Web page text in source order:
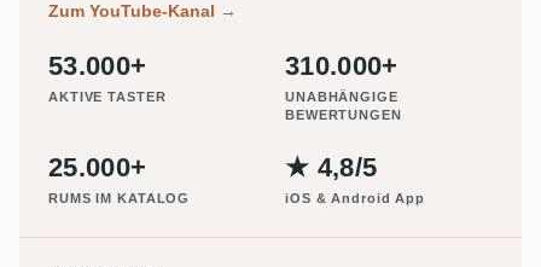
Zum YouTube-Kanal →
53.000+
AKTIVE TASTER
310.000+
UNABHÄNGIGE
BEWERTUNGEN
25.000+
RUMS IM KATALOG
★ 4,8/5
iOS & Android App